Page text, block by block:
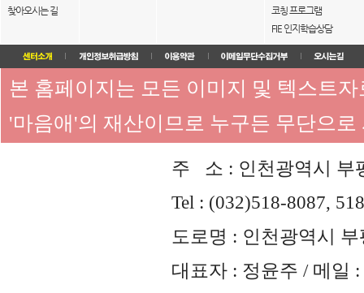
찾아오시는 길
코칭 프로그램
FIE 인지학습상담
본 홈페이지는 모든 이미지 및 텍스트
'마음애'의 재산이므로 누구든 무단으
주 소 : 인천광역시 부
Tel : (032)518-8087,
도로명 : 인천광역시
대표자 : 정윤주 / 메일 :